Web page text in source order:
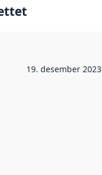
datoen
ble
av
ha
19. desember 2023